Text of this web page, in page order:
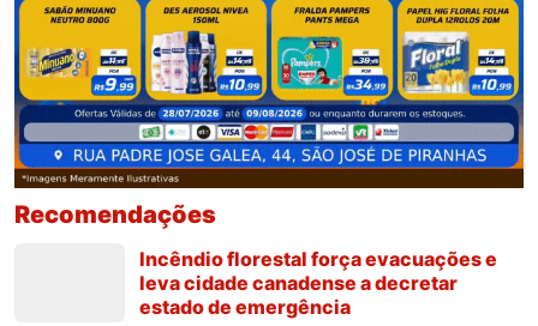
Recomendações
Incêndio florestal força evacuações e
leva cidade canadense a decretar
estado de emergência